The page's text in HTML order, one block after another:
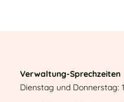
Verwaltung-Sprechzeiten
Dienstag und Donnerstag: